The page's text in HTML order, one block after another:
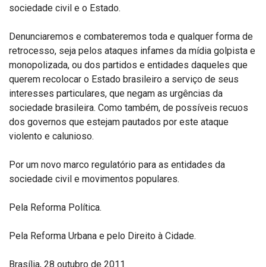
sociedade civil e o Estado.
Denunciaremos e combateremos toda e qualquer forma de
retrocesso, seja pelos ataques infames da mídia golpista e
monopolizada, ou dos partidos e entidades daqueles que
querem recolocar o Estado brasileiro a serviço de seus
interesses particulares, que negam as urgências da
sociedade brasileira. Como também, de possíveis recuos
dos governos que estejam pautados por este ataque
violento e calunioso.
Por um novo marco regulatório para as entidades da
sociedade civil e movimentos populares.
Pela Reforma Política.
Pela Reforma Urbana e pelo Direito à Cidade.
Brasília, 28 outubro de 2011